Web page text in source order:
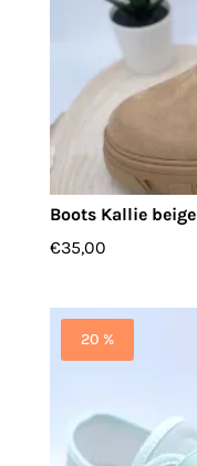
Boots Kallie beige
€35,00
20 %